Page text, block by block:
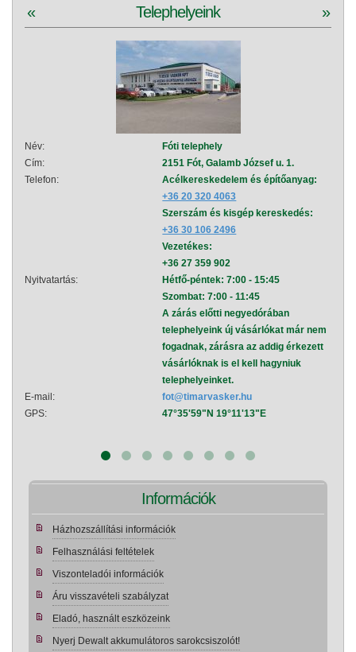
Telephelyeink
« »
Név:
Fóti telephely
Cím:
2151 Fót, Galamb József u. 1.
Telefon:
Acélkereskedelem és építőanyag:
+36 20 320 4063
Szerszám és kisgép kereskedés:
+36 30 106 2496
Vezetékes:
+36 27 359 902
Nyitvatartás:
Hétfő-péntek: 7:00 - 15:45
Szombat: 7:00 - 11:45
A zárás előtti negyedórában
telephelyeink új vásárlókat már nem
fogadnak, zárásra az addig érkezett
vásárlóknak is el kell hagyniuk
telephelyeinket.
E-mail:
fot@timarvasker.hu
GPS:
47°35'59"N 19°11'13"E
Információk
Házhozszállítási információk
Felhasználási feltételek
Viszonteladói információk
Áru visszavételi szabályzat
Eladó, használt eszközeink
Nyerj Dewalt akkumulátoros sarokcsiszolót!